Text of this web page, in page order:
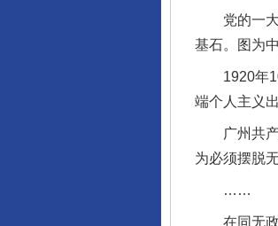
党的一大
基石。图为
1920年10
端个人主义
广州共产
为必须摆脱
……
在同无政